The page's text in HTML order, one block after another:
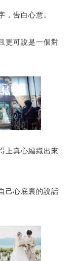
，告白心意。
更可說是一個對
上真心編織出來
己心底裏的說話